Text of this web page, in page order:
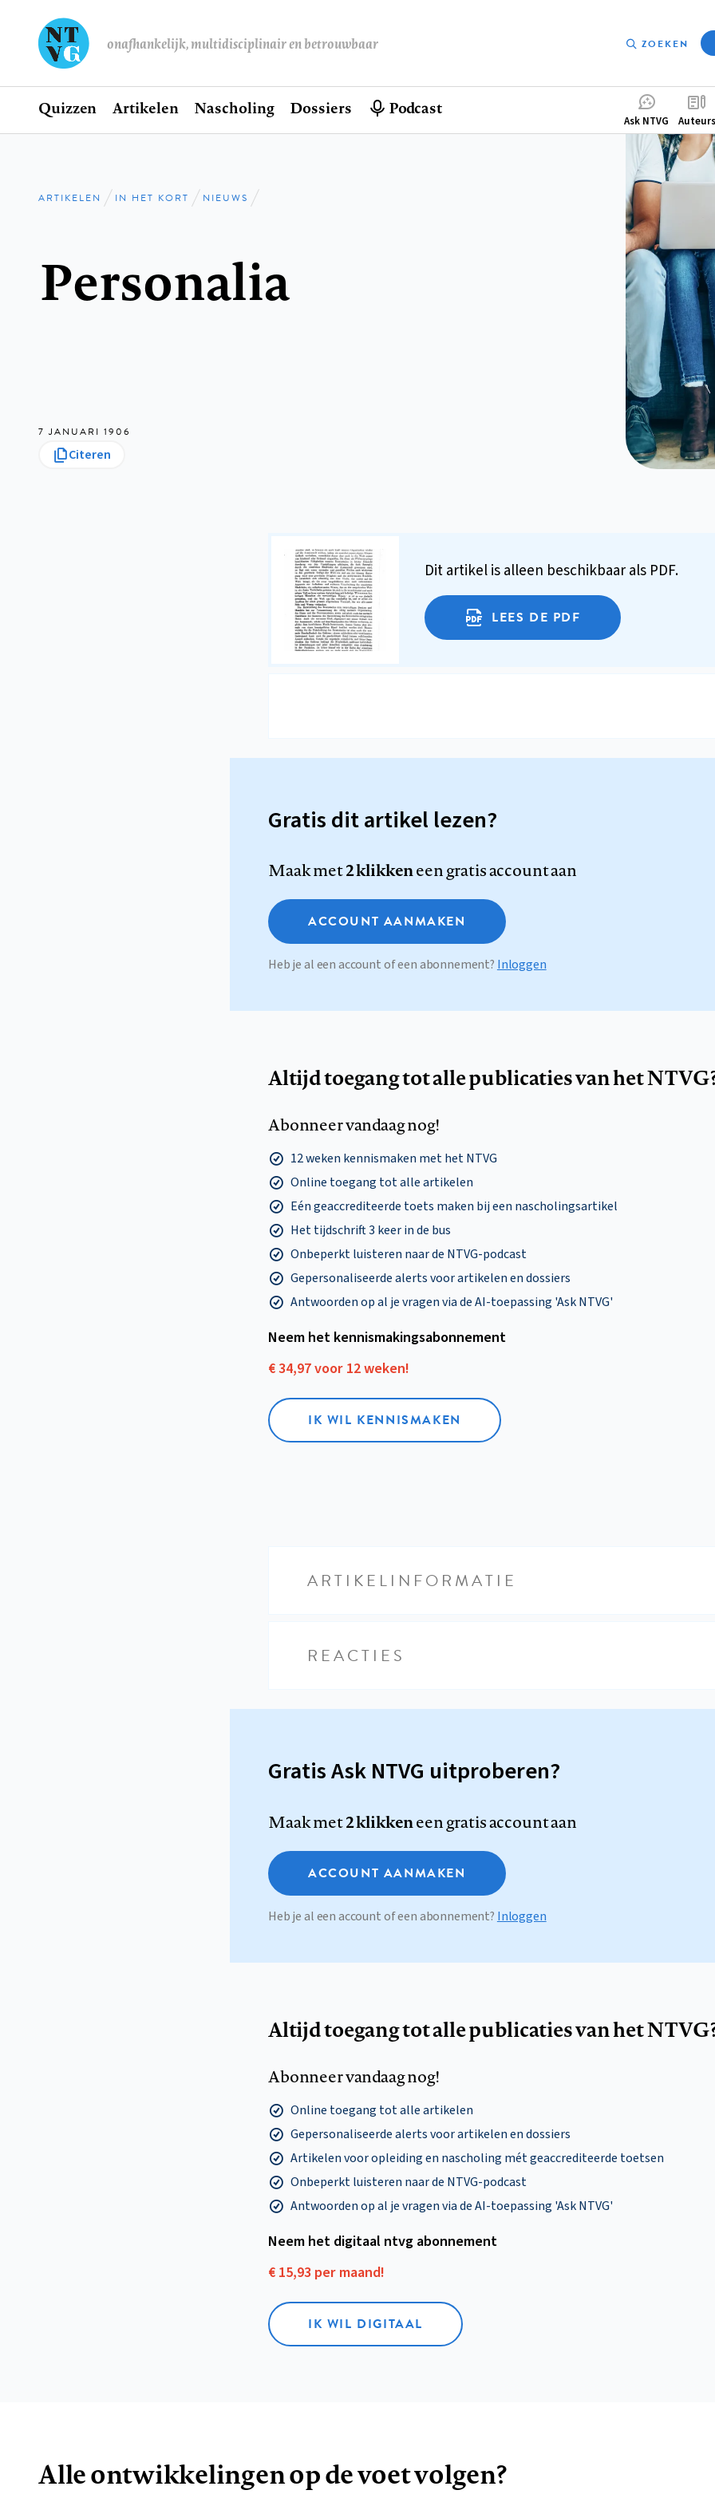
onafhankelijk, multidisciplinair en betrouwbaar ZOEKEN
Hoofdnavigatie
Home
Quizzen Artikelen Nascholing Dossiers Podcast
menu
Ask NTVG Auteurs
Kruimelpad
ARTIKELEN IN HET KORT NIEUWS
Personalia
7 JANUARI 1906
Citeren
Dit artikel is alleen beschikbaar als PDF.
LEES DE PDF
Gratis dit artikel lezen?
Maak met2 klikkeneen gratis account aan
ACCOUNT AANMAKEN
Heb je al een account of een abonnement? Inloggen
Altijd toegang tot alle publicaties van het
Abonneer vandaag nog!
12 weken kennismaken met het NTVG
Online toegang tot alle artikelen
Eén geaccrediteerde toets maken bij een nascholingsartikel
Het tijdschrift 3 keer in de bus
Onbeperkt luisteren naar de NTVG-podcast
Gepersonaliseerde alerts voor artikelen en dossiers
Antwoorden op al je vragen via de AI-toepassing 'Ask NTVG'
Neem het kennismakings­abonnement
€ 34,97 voor 12 weken!
IK WIL KENNISMAKEN
ARTIKELINFORMATIE
REACTIES
Gratis Ask NTVG uitproberen?
Maak met2 klikkeneen gratis account aan
ACCOUNT AANMAKEN
Heb je al een account of een abonnement? Inloggen
Altijd toegang tot alle publicaties van het
Abonneer vandaag nog!
Online toegang tot alle artikelen
Gepersonaliseerde alerts voor artikelen en dossiers
Artikelen voor opleiding en nascholing mét geaccrediteerde toetsen
Onbeperkt luisteren naar de NTVG-podcast
Antwoorden op al je vragen via de AI-toepassing 'Ask NTVG'
Neem het digitaal ntvg abonnement
€ 15,93 per maand!
IK WIL DIGITAAL
Alle ontwikkelingen op de voet volgen?